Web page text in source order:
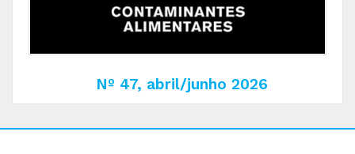
Nº 47, abril/junho 2026